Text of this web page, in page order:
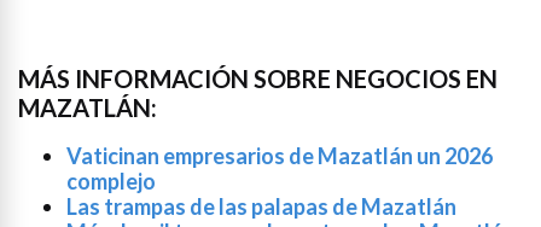
MÁS INFORMACIÓN SOBRE NEGOCIOS EN
MAZATLÁN:
Vaticinan empresarios de Mazatlán un 2026
complejo
Las trampas de las palapas de Mazatlán